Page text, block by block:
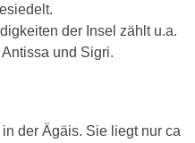
der Insel zählt u.a.
und Sigri.
der Ägäis. Sie liegt nur ca